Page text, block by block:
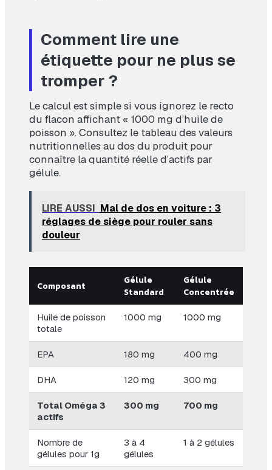
Comment lire une
étiquette pour ne plus se
tromper ?
Le calcul est simple si vous ignorez le recto
du flacon affichant « 1000 mg d’huile de
poisson ». Consultez le tableau des valeurs
nutritionnelles au dos du produit pour
connaître la quantité réelle d’actifs par
gélule.
LIRE AUSSI Mal de dos en voiture : 3
réglages de siège pour rouler sans
douleur
Composant
Gélule
Standard
Gélule
Concentrée
Huile de poisson
totale
1000 mg 1000 mg
EPA 180 mg 400 mg
DHA 120 mg 300 mg
Total Oméga 3
actifs
300 mg 700 mg
Nombre de
gélules pour 1g
3 à 4
gélules
1 à 2 gélules